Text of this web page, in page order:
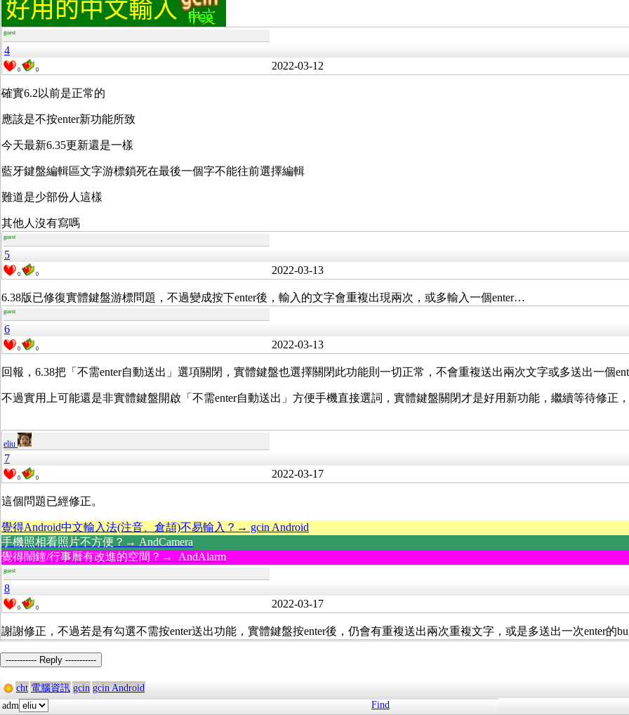
guest
4
0 0 2022-03-12
確實6.2以前是正常的
應該是不按enter新功能所致
今天最新6.35更新還是一樣
藍牙鍵盤編輯區文字游標鎖死在最後一個字不能往前選擇編輯
難道是少部份人這樣
其他人沒有寫嗎
guest
5
0 0 2022-03-13
6.38版已修復實體鍵盤游標問題，不過變成按下enter後，輸入的文字會重複出現兩次，或多輸入一個enter…
guest
6
0 0 2022-03-13
回報，6.38把「不需enter自動送出」選項關閉，實體鍵盤也選擇關閉此功能則一切正常，不會重複送出兩次文字或多送出一個
不過實用上可能還是非實體鍵盤開啟「不需enter自動送出」方便手機直接選詞，實體鍵盤關閉才是好用新功能，繼續等待修正，
eliu
7
0 0 2022-03-17
這個問題已經修正。
覺得Android中文輸入法(注音、倉頡)不易輸入？→ gcin Android
手機照相看照片不方便？→ AndCamera
覺得鬧鐘/行事曆有改進的空間？→ AndAlarm
guest
8
0 0 2022-03-17
謝謝修正，不過若是有勾選不需按enter送出功能，實體鍵盤按enter後，仍會有重複送出兩次重複文字，或是多送出一次enter的
----------- Reply -----------
cht 電腦資訊 gcin gcin Android
adm
Find